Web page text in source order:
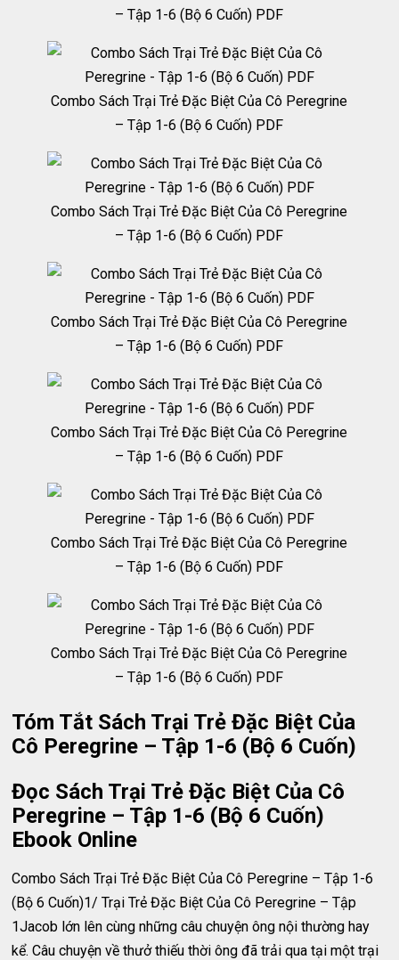
– Tập 1-6 (Bộ 6 Cuốn) PDF
Combo Sách Trại Trẻ Đặc Biệt Của Cô Peregrine
– Tập 1-6 (Bộ 6 Cuốn) PDF
Combo Sách Trại Trẻ Đặc Biệt Của Cô Peregrine
– Tập 1-6 (Bộ 6 Cuốn) PDF
Combo Sách Trại Trẻ Đặc Biệt Của Cô Peregrine
– Tập 1-6 (Bộ 6 Cuốn) PDF
Combo Sách Trại Trẻ Đặc Biệt Của Cô Peregrine
– Tập 1-6 (Bộ 6 Cuốn) PDF
Combo Sách Trại Trẻ Đặc Biệt Của Cô Peregrine
– Tập 1-6 (Bộ 6 Cuốn) PDF
Combo Sách Trại Trẻ Đặc Biệt Của Cô Peregrine
– Tập 1-6 (Bộ 6 Cuốn) PDF
Tóm Tắt Sách Trại Trẻ Đặc Biệt Của
Cô Peregrine – Tập 1-6 (Bộ 6 Cuốn)
Đọc Sách Trại Trẻ Đặc Biệt Của Cô
Peregrine – Tập 1-6 (Bộ 6 Cuốn)
Ebook Online
Combo Sách Trại Trẻ Đặc Biệt Của Cô Peregrine – Tập 1-6
(Bộ 6 Cuốn)1/ Trại Trẻ Đặc Biệt Của Cô Peregrine – Tập
1Jacob lớn lên cùng những câu chuyện ông nội thường hay
kể. Câu chuyện về thưở thiếu thời ông đã trải qua tại một trại